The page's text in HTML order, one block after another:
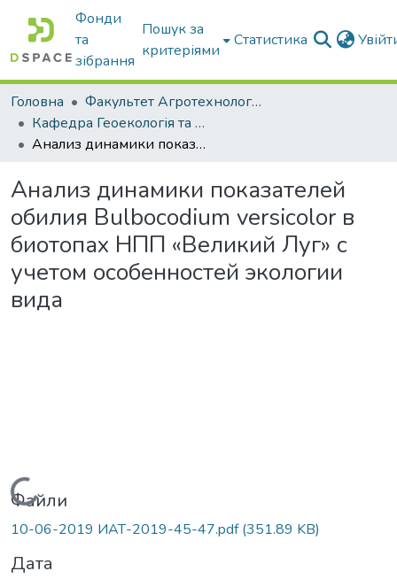
Фонди
та
зібрання
Пошук за
критеріями
Статистика
Головна
Факультет Агротехнологій та екології
Кафедра Геоекологія та землеустрій
Анализ динамики показателей обилия Bulbocodium versicolor в биотопах НПП «Великий Луг» с учетом особенностей экологии вида
Анализ динамики показателей
обилия Bulbocodium versicolor в
биотопах НПП «Великий Луг» с
учетом особенностей экологии
вида
Вантажиться...
Файли
10-06-2019 ИАТ-2019-45-47.pdf(351.89 KB)
Дата